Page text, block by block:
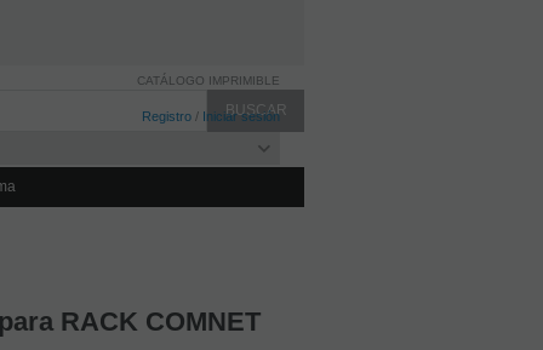
Registro / Iniciar sesión
CATÁLOGO IMPRIMIBLE
RACK COMNET